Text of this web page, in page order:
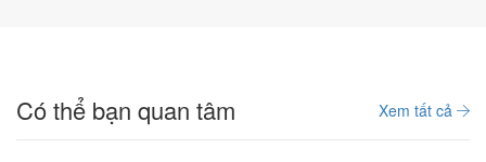
Có thể bạn quan tâm Xem tất cả